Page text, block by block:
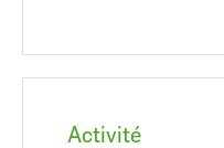
Activité